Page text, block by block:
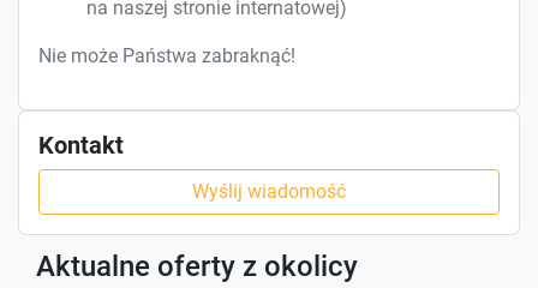
na naszej stronie internatowej)
Nie może Państwa zabraknąć!
Kontakt
Wyślij wiadomość
Aktualne oferty z okolicy